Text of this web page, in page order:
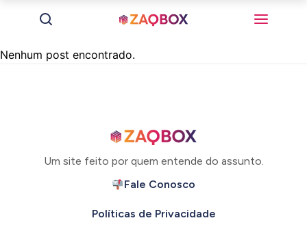
Nenhum post encontrado.
Um site feito por quem entende do assunto.
Fale Conosco
Políticas de Privacidade